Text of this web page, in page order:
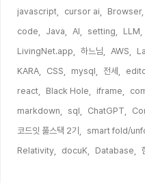
javascript,
cursor ai, Browser,
code,
Java, AI, setting, LLM,
LivingNet.app,
하느님, AWS,
KARA,
CSS, mysql, 전세,
react,
Black Hole, iframe,
markdown,
sql, ChatGPT,
코드잇 풀스택 2기,
smart fold/
Relativity,
docuK, Database,